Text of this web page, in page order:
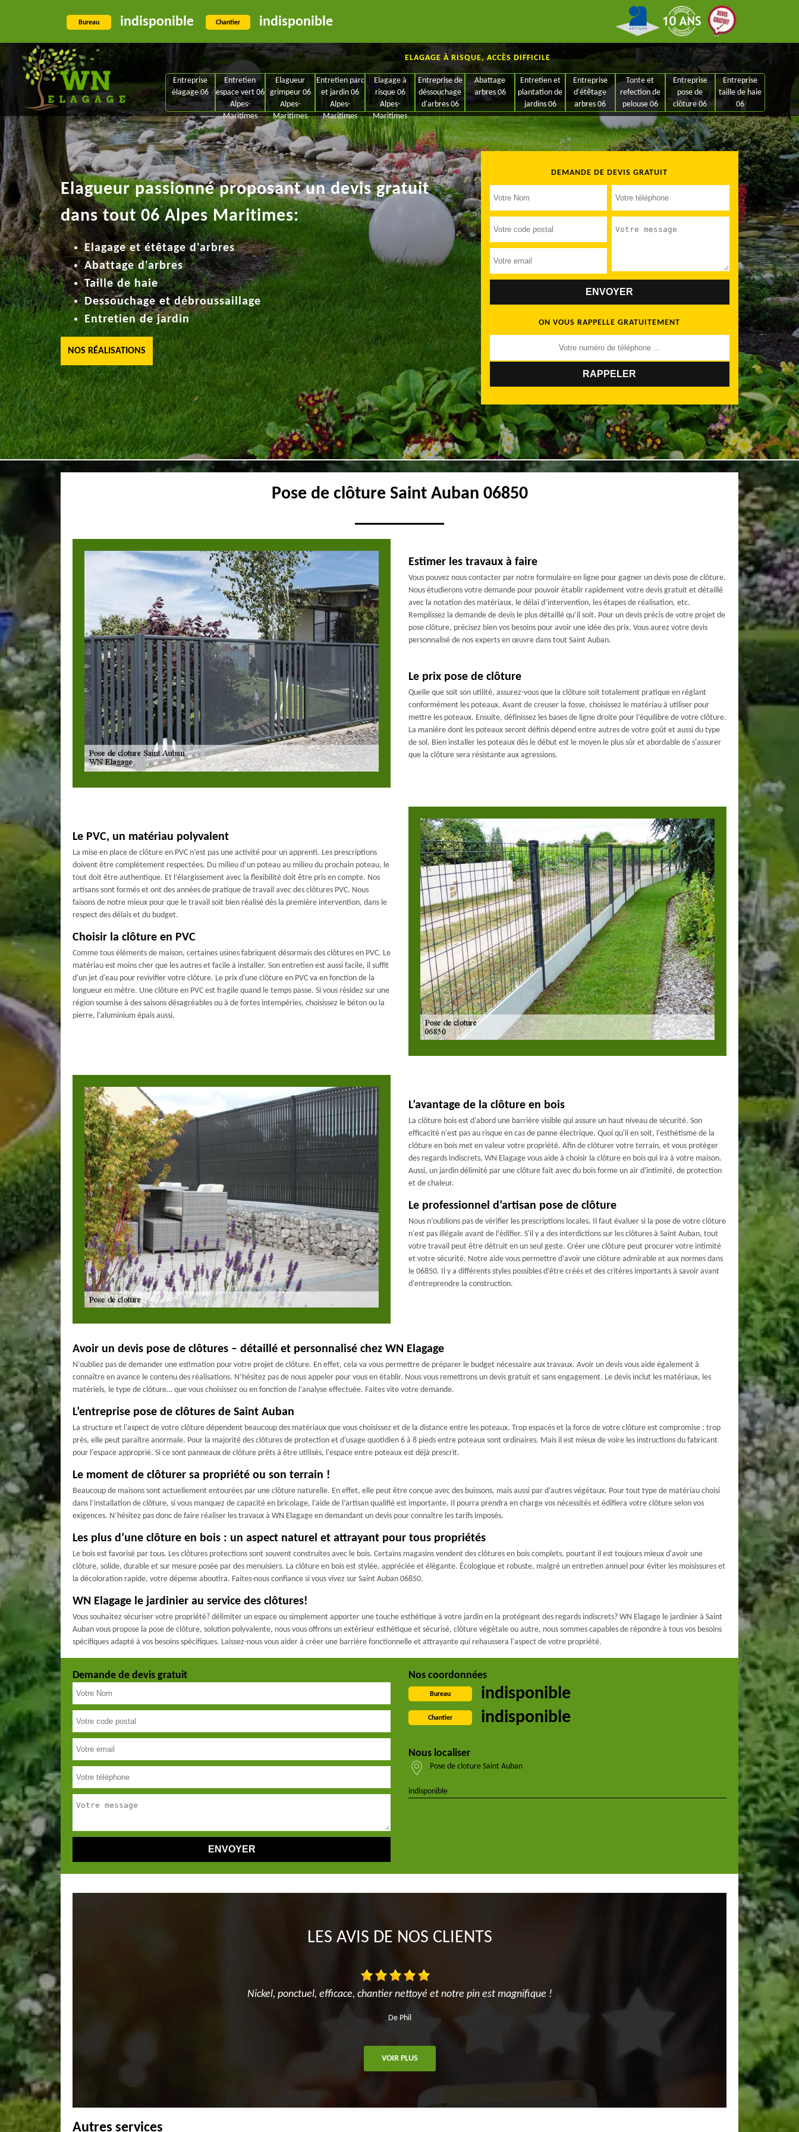
Bureau indisponible Chantier indisponible
ELAGAGE À RISQUE, ACCÈS DIFFICILE
Entreprise
élagage 06
Entretien
espace vert 06
Alpes-
Maritimes
Elagueur
grimpeur 06
Alpes-
Maritimes
Entretien parc
et jardin 06
Alpes-
Maritimes
Elagage à
risque 06
Alpes-
Maritimes
Entreprise de
déssouchage
d'arbres 06
Abattage
arbres 06
Entretien et
plantation de
jardins 06
Entreprise
d'étêtage
arbres 06
Tonte et
refection de
pelouse 06
Entreprise
pose de
clôture 06
Entreprise
taille de haie
06
DEMANDE DE DEVIS GRATUIT
ON VOUS RAPPELLE GRATUITEMENT
Elagueur passionné proposant un devis gratuit
dans tout 06 Alpes Maritimes:
Elagage et étêtage d'arbres
Abattage d'arbres
Taille de haie
Dessouchage et débroussaillage
Entretien de jardin
NOS RÉALISATIONS
Pose de clôture Saint Auban 06850
Estimer les travaux à faire
Vous pouvez nous contacter par notre formulaire en ligne pour gagner un devis pose de clôture.
Nous étudierons votre demande pour pouvoir établir rapidement votre devis gratuit et détaillé
avec la notation des matériaux, le délai d’intervention, les étapes de réalisation, etc.
Remplissez la demande de devis le plus détaillé qu’il soit. Pour un devis précis de votre projet de
pose clôture, précisez bien vos besoins pour avoir une idée des prix. Vous aurez votre devis
personnalisé de nos experts en œuvre dans tout Saint Auban.
Le prix pose de clôture
Quelle que soit son utilité, assurez-vous que la clôture soit totalement pratique en réglant
conformément les poteaux. Avant de creuser la fosse, choisissez le matériau à utiliser pour
mettre les poteaux. Ensuite, définissez les bases de ligne droite pour l’équilibre de votre clôture.
La manière dont les poteaux seront définis dépend entre autres de votre goût et aussi du type
de sol. Bien installer les poteaux dès le début est le moyen le plus sûr et abordable de s'assurer
que la clôture sera résistante aux agressions.
Le PVC, un matériau polyvalent
La mise en place de clôture en PVC n’est pas une activité pour un apprenti. Les prescriptions
doivent être complètement respectées. Du milieu d’un poteau au milieu du prochain poteau, le
tout doit être authentique. Et l’élargissement avec la flexibilité doit être pris en compte. Nos
artisans sont formés et ont des années de pratique de travail avec des clôtures PVC. Nous
faisons de notre mieux pour que le travail soit bien réalisé dès la première intervention, dans le
respect des délais et du budget.
Choisir la clôture en PVC
Comme tous éléments de maison, certaines usines fabriquent désormais des clôtures en PVC. Le
matériau est moins cher que les autres et facile à installer. Son entretien est aussi facile, il suffit
d'un jet d'eau pour revivifier votre clôture. Le prix d'une clôture en PVC va en fonction de la
longueur en mètre. Une clôture en PVC est fragile quand le temps passe. Si vous résidez sur une
région soumise à des saisons désagréables ou à de fortes intempéries, choisissez le béton ou la
pierre, l'aluminium épais aussi.
L’avantage de la clôture en bois
La clôture bois est d'abord une barrière visible qui assure un haut niveau de sécurité. Son
efficacité n'est pas au risque en cas de panne électrique. Quoi qu'il en soit, l'esthétisme de la
clôture en bois met en valeur votre propriété. Afin de clôturer votre terrain, et vous protéger
des regards indiscrets, WN Elagage vous aide à choisir la clôture en bois qui ira à votre maison.
Aussi, un jardin délimité par une clôture fait avec du bois forme un air d'intimité, de protection
et de chaleur.
Le professionnel d’artisan pose de clôture
Nous n’oublions pas de vérifier les prescriptions locales. Il faut évaluer si la pose de votre clôture
n'est pas illégale avant de l’édifier. S'il y a des interdictions sur les clôtures à Saint Auban, tout
votre travail peut être détruit en un seul geste. Créer une clôture peut procurer votre intimité
et votre sécurité. Notre aide vous permettre d’avoir une clôture admirable et aux normes dans
le 06850. Il y a différents styles possibles d’être créés et des critères importants à savoir avant
d’entreprendre la construction.
Avoir un devis pose de clôtures – détaillé et personnalisé chez WN Elagage
N’oubliez pas de demander une estimation pour votre projet de clôture. En effet, cela va vous permettre de préparer le budget nécessaire aux travaux. Avoir un devis vous aide également à
connaître en avance le contenu des réalisations. N’hésitez pas de nous appeler pour vous en établir. Nous vous remettrons un devis gratuit et sans engagement. Le devis inclut les matériaux, les
matériels, le type de clôture… que vous choisissez ou en fonction de l’analyse effectuée. Faites vite votre demande.
L’entreprise pose de clôtures de Saint Auban
La structure et l'aspect de votre clôture dépendent beaucoup des matériaux que vous choisissez et de la distance entre les poteaux. Trop espacés et la force de votre clôture est compromise ; trop
près, elle peut paraître anormale. Pour la majorité des clôtures de protection et d'usage quotidien 6 à 8 pieds entre poteaux sont ordinaires. Mais il est mieux de voire les instructions du fabricant
pour l'espace approprié. Si ce sont panneaux de clôture prêts à être utilisés, l'espace entre poteaux est déjà prescrit.
Le moment de clôturer sa propriété ou son terrain !
Beaucoup de maisons sont actuellement entourées par une clôture naturelle. En effet, elle peut être conçue avec des buissons, mais aussi par d’autres végétaux. Pour tout type de matériau choisi
dans l’installation de clôture, si vous manquez de capacité en bricolage, l’aide de l’artisan qualifié est importante. Il pourra prendra en charge vos nécessités et édifiera votre clôture selon vos
exigences. N’hésitez pas donc de faire réaliser les travaux à WN Elagage en demandant un devis pour connaître les tarifs imposés.
Les plus d’une clôture en bois : un aspect naturel et attrayant pour tous propriétés
Le bois est favorisé par tous. Les clôtures protections sont souvent construites avec le bois. Certains magasins vendent des clôtures en bois complets, pourtant il est toujours mieux d'avoir une
clôture, solide, durable et sur mesure posée par des menuisiers. La clôture en bois est stylée, appréciée et élégante. Écologique et robuste, malgré un entretien annuel pour éviter les moisissures et
la décoloration rapide, votre dépense aboutira. Faites-nous confiance si vous vivez sur Saint Auban 06850.
WN Elagage le jardinier au service des clôtures!
Vous souhaitez sécuriser votre propriété? délimiter un espace ou simplement apporter une touche esthétique à votre jardin en la protégeant des regards indiscrets? WN Elagage le jardinier à Saint
Auban vous propose la pose de clôture, solution polyvalente, nous vous offrons un extérieur esthétique et sécurisé, clôture végétale ou autre, nous sommes capables de répondre à tous vos besoins
spécifiques adapté à vos besoins spécifiques. Laissez-nous vous aider à créer une barrière fonctionnelle et attrayante qui rehaussera l'aspect de votre propriété.
Demande de devis gratuit Nos coordonnées
Bureau indisponible
Chantier indisponible
Nous localiser
Pose de cloture Saint Auban
indisponible
LES AVIS DE NOS CLIENTS
Nickel, ponctuel, efficace, chantier nettoyé et notre pin est magnifique !
De Phil
VOIR PLUS
Autres services